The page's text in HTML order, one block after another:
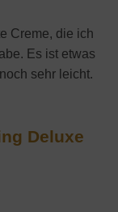
Creme, die ich
Es ist etwas
sehr leicht.
Deluxe